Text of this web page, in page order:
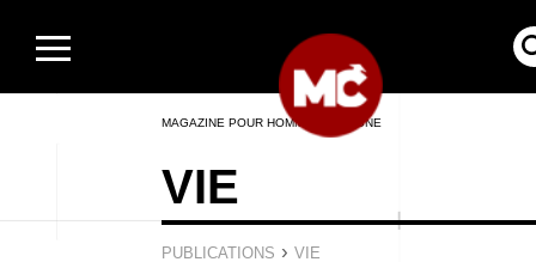
MAGAZINE POUR HOMMES EN LIGNE
VIE
PUBLICATIONS › VIE